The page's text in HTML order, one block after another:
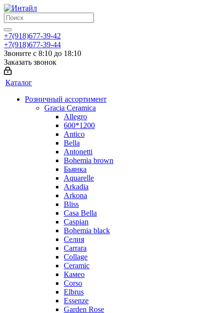
+7(918)677-39-42
+7(918)677-39-44
Звоните с 8:10 до 18:10
Заказать звонок
Каталог
Розничный ассортимент
Gracia Ceramica
Allegro
600*1200
Antico
Bella
Antonetti
Bohemia brown
Бьянка
Aquarelle
Arkadia
Arkona
Bliss
Casa Bella
Caspian
Bohemia black
Селия
Carrara
Collage
Ceramic
Камео
Corso
Elbrus
Essenze
Garden Rose